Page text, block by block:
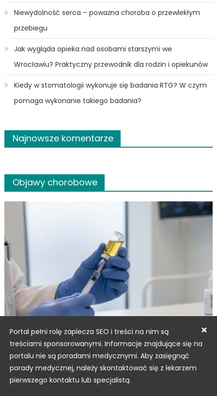
×
Portal pełni rolę zaplecza SEO i treści na nim są
treściami sponsorowanymi. Informacje znajdujące się na
portalu nie są poradami medycznymi. Aby zasięgnąć
porady medycznej, należy skontaktować się z lekarzem
pierwszego kontaktu lub specjalistą.
Niewydolność serca – poważna choroba o przewlekłym
przebiegu
Jak wygląda opieka nad osobami starszymi we
Wrocławiu? Praktyczny przewodnik dla rodzin i opiekunów
Kiedy w stomatologii wykonuje się badania RTG? W czym
pomaga wykonanie takiego badania?
Najnowsze komentarze
Objawy chorobowe
Objawy chorobowe
Codzienne dolegliwości, które wymagają
interwencji lekarskiej
Posted
on
05 mar, 2026